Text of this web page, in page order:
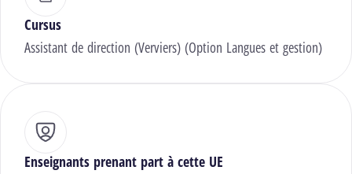
Cursus
Assistant de direction (Verviers) (Option Langues et gestion)
Enseignants prenant part à cette UE